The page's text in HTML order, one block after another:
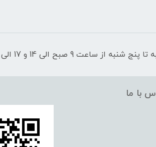
شنبه از ساعت 9 صبح الی 14 و 17 الی 21 پاسخگوی شما عزیزان هستیم
با ما